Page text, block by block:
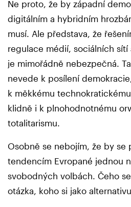
Ne proto, že by západní
digitálním a hybridním
musí. Ale představa, že
regulace médií, sociálních
je mimořádně nebezpečná.
nevede k posílení
k měkkému
klidně i k plnohodnotnému
totalitarismu.
Osobně se nebojím, že by
tendencím Evropané jednou
svobodných volbách. Čeho
otázka, koho si jako